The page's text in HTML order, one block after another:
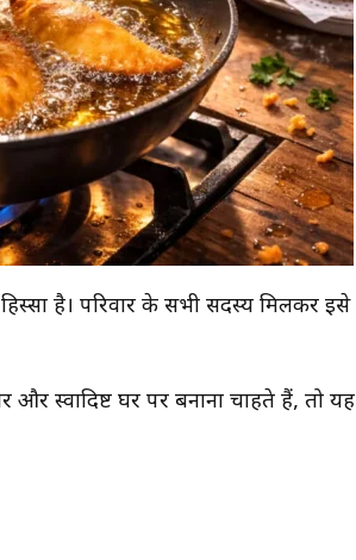
है। परिवार के सभी सदस्य मिलकर इसे
स्वादिष्ट घर पर बनाना चाहते हैं, तो यह